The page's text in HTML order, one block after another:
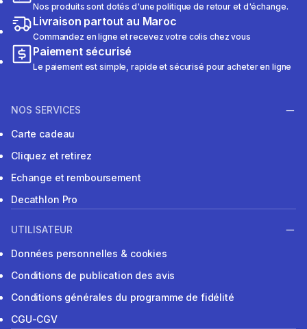
Nos produits sont dotés d'une politique de retour et d'échange.
Livraison partout au Maroc
Commandez en ligne et recevez votre colis chez vous
Paiement sécurisé
Le paiement est simple, rapide et sécurisé pour acheter en ligne
NOS SERVICES
Carte cadeau
Cliquez et retirez
Echange et remboursement
Decathlon Pro
UTILISATEUR
Données personnelles & cookies
Conditions de publication des avis
Conditions générales du programme de fidélité
CGU-CGV